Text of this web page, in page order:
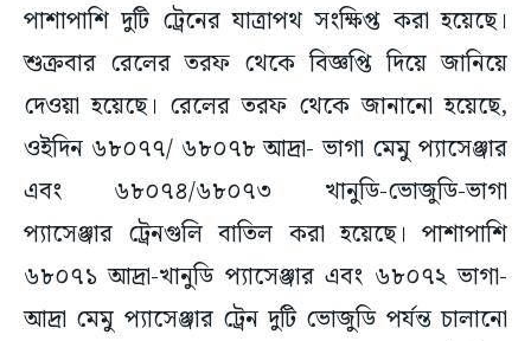
পাশাপাশি দুটি ট্রেনের যাত্রাপথ সংক্ষিপ্ত করা হয়েছে।
শুক্রবার রেলের তরফ থেকে বিজ্ঞপ্তি দিয়ে জানিয়ে
দেওয়া হয়েছে। রেলের তরফ থেকে জানানো হয়েছে,
ওইদিন ৬৮০৭৭/ ৬৮০৭৮ আদ্রা- ভাগা মেমু প্যাসেঞ্জার
এবং ৬৮০৭৪/৬৮০৭৩ খানুডি-ভোজুডি-ভাগা
প্যাসেঞ্জার ট্রেনগুলি বাতিল করা হয়েছে। পাশাপাশি
৬৮০৭১ আদ্রা-খানুডি প্যাসেঞ্জার এবং ৬৮০৭২ ভাগা-
আদ্রা মেমু প্যাসেঞ্জার ট্রেন দুটি ভোজুডি পর্যন্ত চালানো